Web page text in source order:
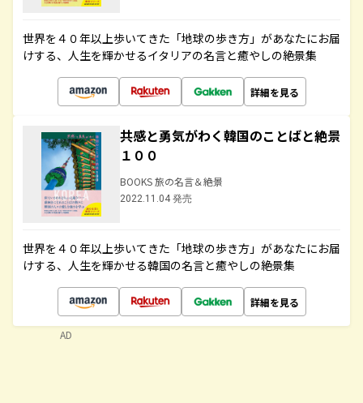
世界を４０年以上歩いてきた「地球の歩き方」があなたにお届
けする、人生を輝かせるイタリアの名言と癒やしの絶景集
詳細を見る
共感と勇気がわく韓国のことばと絶景
１００
BOOKS 旅の名言＆絶景
2022.11.04 発売
世界を４０年以上歩いてきた「地球の歩き方」があなたにお届
けする、人生を輝かせる韓国の名言と癒やしの絶景集
詳細を見る
AD